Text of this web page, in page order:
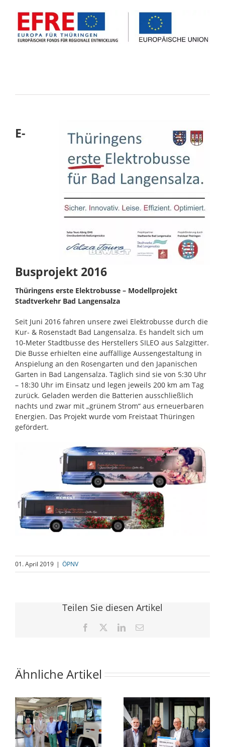
E-
Busprojekt 2016
Thüringens erste Elektrobusse – Modellprojekt
Stadtverkehr Bad Langensalza
Seit Juni 2016 fahren unsere zwei Elektrobusse durch die
Kur- & Rosenstadt Bad Langensalza. Es handelt sich um
10-Meter Stadtbusse des Herstellers SILEO aus Salzgitter.
Die Busse erhielten eine auffällige Aussengestaltung in
Anspielung an den Rosengarten und den Japanischen
Garten in Bad Langensalza. Täglich sind sie von 5:30 Uhr
– 18:30 Uhr im Einsatz und legen jeweils 200 km am Tag
zurück. Geladen werden die Batterien ausschließlich
nachts und zwar mit „grünem Strom“ aus erneuerbaren
Energien. Das Projekt wurde vom Freistaat Thüringen
gefördert.
01. April 2019 | ÖPNV
Teilen Sie diesen Artikel
Facebook LinkedIn
E-
Ähnliche Artikel
Minister
übergibt
Das
Deutschland-